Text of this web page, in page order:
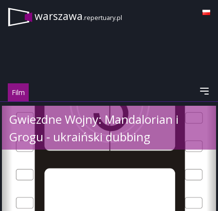
warszawa.repertuary.pl
Film
Gwiezdne Wojny: Mandalorian i
Grogu - ukraiński dubbing